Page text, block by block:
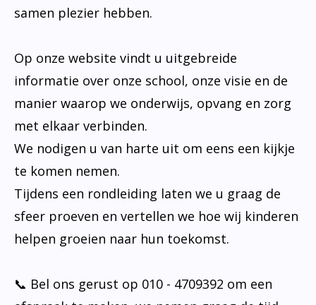
samen plezier hebben.
Op onze website vindt u uitgebreide
informatie over onze school, onze visie en de
manier waarop we onderwijs, opvang en zorg
met elkaar verbinden.
We nodigen u van harte uit om eens een kijkje
te komen nemen.
Tijdens een rondleiding laten we u graag de
sfeer proeven en vertellen we hoe wij kinderen
helpen groeien naar hun toekomst.
📞 Bel ons gerust op 010 - 4709392 om een